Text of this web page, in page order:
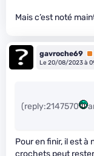
Mais c’est noté
gavroche69
Le 20/08/2023 à
(reply:2147570
Pour en finir, il est à